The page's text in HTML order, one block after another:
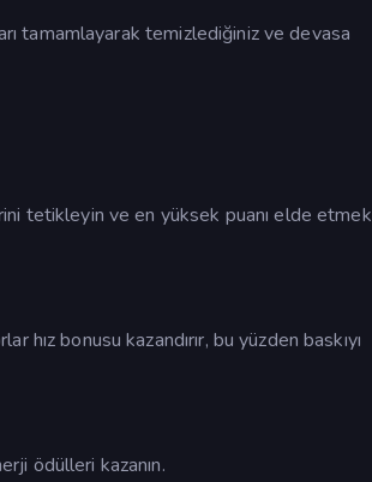
tamamlayarak temizlediğiniz ve devasa
tetikleyin ve en yüksek puanı elde etmek
hız bonusu kazandırır, bu yüzden baskıyı
ödülleri kazanın.